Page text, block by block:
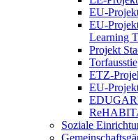
EU-
EU-
Learning
Projekt
ETZ-
EU-
Soziale